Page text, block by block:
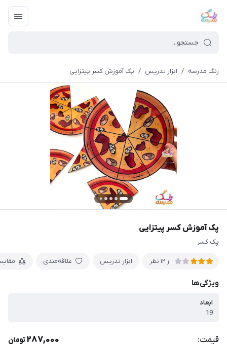
رنگ مدرسه / ابزار تدریس / پک آموزش کسر پیتزایی
پک آموزش کسر پیتزایی
پک کسر
از 12 نظر ابزار تدریس علاقه‌مندی
ویژگی‌ها
ابعاد
19
قیمت: 287,000تومان